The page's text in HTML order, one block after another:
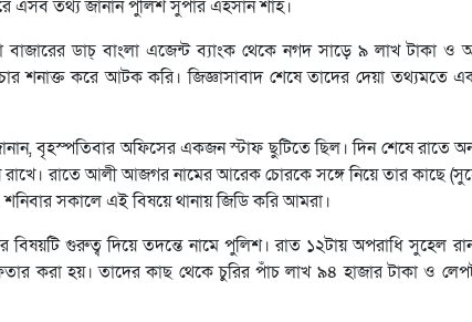
এসব তথ্য জানান পুলিশ সুপার এহসান শাহ।
ডাচ্ বাংলা এজেন্ট ব্যাংক থেকে নগদ সাড়ে ৯ লাখ টাকা ও
শনাক্ত করে আটক করি। জিজ্ঞাসাবাদ শেষে তাদের দেয়া তথ্যমতে
বৃহস্পতিবার অফিসের একজন স্টাফ ছুটিতে ছিল। দিন শেষে রাতে
রাতে আলী আজগর নামের আরেক চোরকে সঙ্গে নিয়ে তার কাছে
সকালে এই বিষয়ে থানায় জিডি করি আমরা।
বিষয়টি গুরুত্ব দিয়ে তদন্তে নামে পুলিশ। রাত ১২টায় অপরাধি সুহেল
করা হয়। তাদের কাছ থেকে চুরির পাঁচ লাখ ৯৪ হাজার টাকা ও